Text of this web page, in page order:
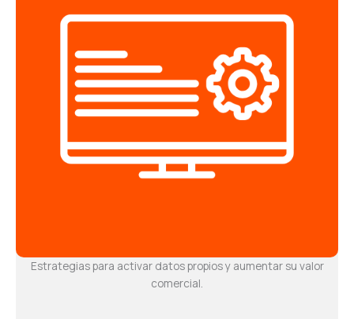
Estrategias para activar datos propios y aumentar su valor
comercial.